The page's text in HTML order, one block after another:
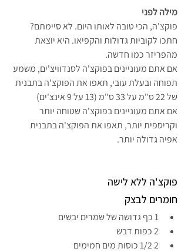
מילה לפני
פוקצ'ה, הכי טובה לאותו היום. לא סיימתם?
חתכו לקוביות גדולות והקפיאו. היא יוצאת
מהפריזר כמו חדשה.
אם אתם מעוניינים בפוקצ'ה לסנדוויצ'ים, משמע
תפוחה ובעלת עובי, תאפו את הפוקצ'ה בתבנית
של 22 ס"מ על 33 ס"מ (13 על 9 אינצ'ים)
אם אתם מעוניינים בפוקצ'ה שטוחה יותר
וקריספית יותר, תאפו את הפוקצ'ה בתבנית
אפיה גדולה יותר.
פוקצ'ה ללא לישה
חומרים לבצק
1 כף גדושה של שמרים יבשים
2 כפות דבש
2 1/2 כוסות מים חמימים